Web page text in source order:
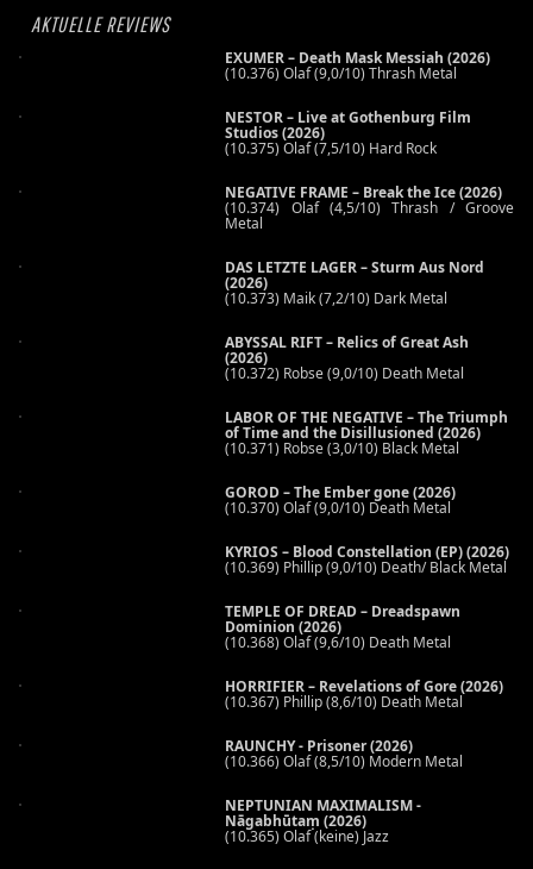
AKTUELLE REVIEWS
EXUMER – Death Mask Messiah (2026)
(10.376) Olaf (9,0/10) Thrash Metal
NESTOR – Live at Gothenburg Film
Studios (2026)
(10.375) Olaf (7,5/10) Hard Rock
NEGATIVE FRAME – Break the Ice (2026)
(10.374) Olaf (4,5/10) Thrash / Groove
Metal
DAS LETZTE LAGER – Sturm Aus Nord
(2026)
(10.373) Maik (7,2/10) Dark Metal
ABYSSAL RIFT – Relics of Great Ash
(2026)
(10.372) Robse (9,0/10) Death Metal
LABOR OF THE NEGATIVE – The Triumph
of Time and the Disillusioned (2026)
(10.371) Robse (3,0/10) Black Metal
GOROD – The Ember gone (2026)
(10.370) Olaf (9,0/10) Death Metal
KYRIOS – Blood Constellation (EP) (2026)
(10.369) Phillip (9,0/10) Death/ Black Metal
TEMPLE OF DREAD – Dreadspawn
Dominion (2026)
(10.368) Olaf (9,6/10) Death Metal
HORRIFIER – Revelations of Gore (2026)
(10.367) Phillip (8,6/10) Death Metal
RAUNCHY - Prisoner (2026)
(10.366) Olaf (8,5/10) Modern Metal
NEPTUNIAN MAXIMALISM -
Nāgabhūtaṃ (2026)
(10.365) Olaf (keine) Jazz